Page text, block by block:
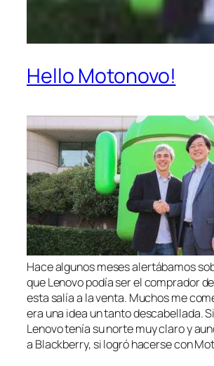
Hello Motonovo!
Hace algunos meses alertábamos
que Lenovo podía ser el comprador
esta salía a la venta. Muchos me
era una idea un tanto descabellada.
Lenovo tenía su norte muy claro y
a Blackberry, si logró hacerse con